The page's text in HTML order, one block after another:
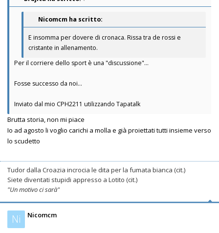
Nicomcm ha scritto:
E insomma per dovere di cronaca. Rissa tra de rossi e
cristante in allenamento.
Per il corriere dello sport è una "discussione"...
Fosse successo da noi...
Inviato dal mio CPH2211 utilizzando Tapatalk
Brutta storia, non mi piace
Io ad agosto li voglio carichi a molla e già proiettati tutti insieme verso
lo scudetto
Tudor dalla Croazia incrocia le dita per la fumata bianca (cit.)
Siete diventati stupidi appresso a Lotito (cit.)
"Un motivo ci sarà"
Ni Nicomcm